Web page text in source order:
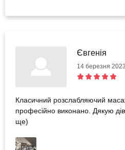
Євгенія
14 березня 2023
Класичний розслабляючий
професійно виконано. Дякую
ще)